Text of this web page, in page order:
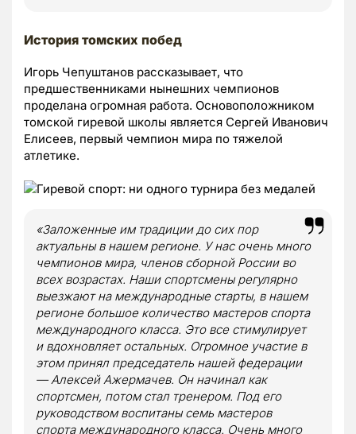
История томских побед
Игорь Чепуштанов рассказывает, что
предшественниками нынешних чемпионов
проделана огромная работа. Основоположником
томской гиревой школы является Сергей Иванович
Елисеев, первый чемпион мира по тяжелой
атлетике.
«Заложенные им традиции до сих пор
актуальны в нашем регионе. У нас очень много
чемпионов мира, членов сборной России во
всех возрастах. Наши спортсмены регулярно
выезжают на международные старты, в нашем
регионе большое количество мастеров спорта
международного класса. Это все стимулирует
и вдохновляет остальных. Огромное участие в
этом принял председатель нашей федерации
— Алексей Ажермачев. Он начинал как
спортсмен, потом стал тренером. Под его
руководством воспитаны семь мастеров
спорта международного класса. Очень много